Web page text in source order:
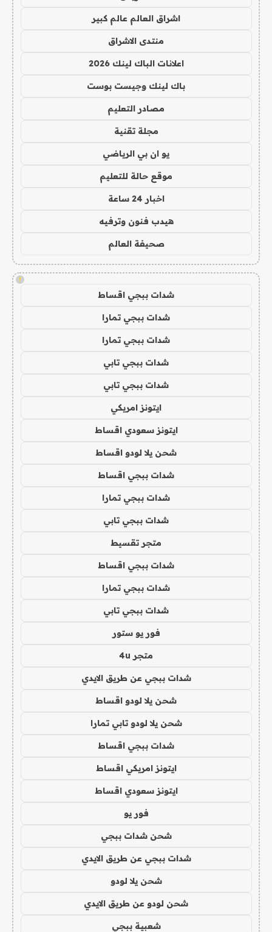
اشراق العالم عالم كبير
منتدى الاشراق
اعلانات الباك لينك 2026
باك لينك وجيست بوست
مصادر التعليم
مجلة تقنية
يو ان بي الرياضي
موقع حالة للتعليم
اخبار 24 ساعة
هيدب فنون وترفيه
صحيفة العالم
!
شدات ببجي اقساط
شدات ببجي تمارا
شدات ببجي تمارا
شدات ببجي تابي
شدات ببجي تابي
ايتونز امريكي
ايتونز سعودي اقساط
شحن يلا لودو اقساط
شدات ببجي اقساط
شدات ببجي تمارا
شدات ببجي تابي
متجر تقسيط
شدات ببجي اقساط
شدات ببجي تمارا
شدات ببجي تابي
فور يو ستور
متجر 4u
شدات ببجي عن طريق الايدي
شحن يلا لودو اقساط
شحن يلا لودو تابي تمارا
شدات ببجي اقساط
ايتونز امريكي اقساط
ايتونز سعودي اقساط
فور يو
شحن شدات ببجي
شدات ببجي عن طريق الايدي
شحن يلا لودو
شحن لودو عن طريق الايدي
شعبية ببجي